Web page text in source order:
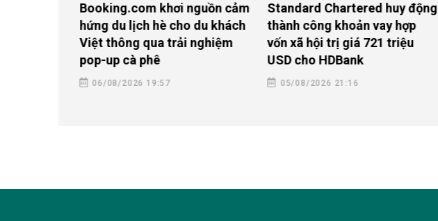
Booking.com khơi nguồn cảm
hứng du lịch hè cho du khách
Việt thông qua trải nghiệm
pop-up cà phê
06/08/2026 19:57
Standard Chartered huy động
thành công khoản vay hợp
vốn xã hội trị giá 721 triệu
USD cho HDBank
05/08/2026 21:16